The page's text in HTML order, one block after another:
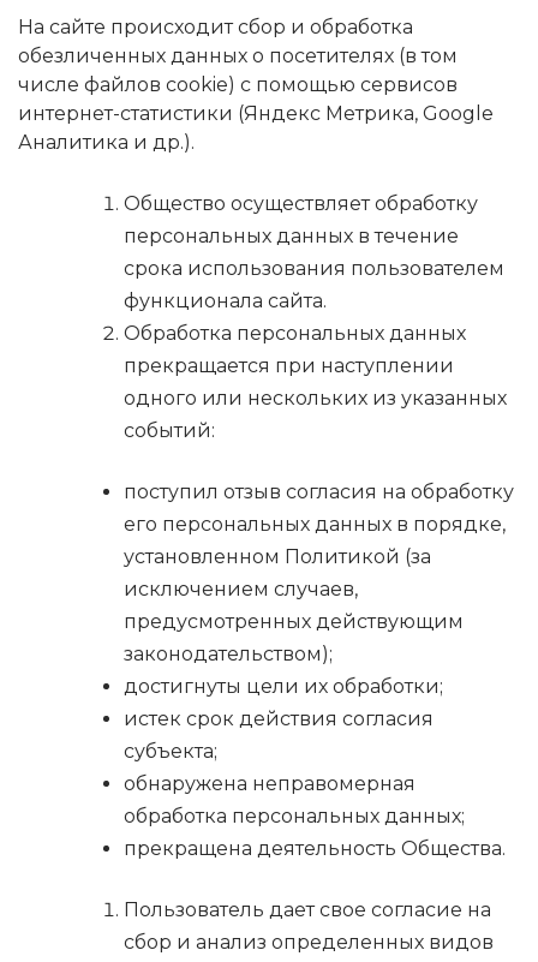
На сайте происходит сбор и обработка
обезличенных данных о посетителях (в том
числе файлов cookie) с помощью сервисов
интернет-статистики (Яндекс Метрика, Google
Аналитика и др.).
Общество осуществляет обработку
персональных данных в течение
срока использования пользователем
функционала сайта.
Обработка персональных данных
прекращается при наступлении
одного или нескольких из указанных
событий:
поступил отзыв согласия на обработку
его персональных данных в порядке,
установленном Политикой (за
исключением случаев,
предусмотренных действующим
законодательством);
достигнуты цели их обработки;
истек срок действия согласия
субъекта;
обнаружена неправомерная
обработка персональных данных;
прекращена деятельность Общества.
Пользователь дает свое согласие на
сбор и анализ определенных видов